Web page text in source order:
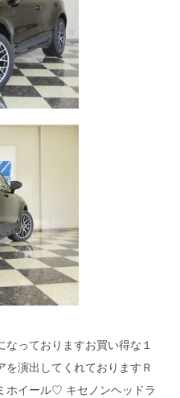
っておりますお買い得な１
演出してくれておりますＲ
ホイール♡ キセノンヘッドラ